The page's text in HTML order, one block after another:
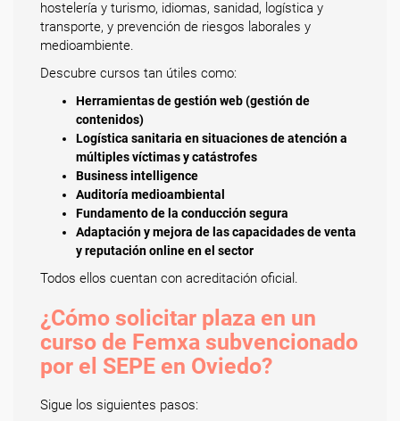
hostelería y turismo, idiomas, sanidad, logística y
transporte, y prevención de riesgos laborales y
medioambiente.
Descubre cursos tan útiles como:
Herramientas de gestión web (gestión de
contenidos)
Logística sanitaria en situaciones de atención a
múltiples víctimas y catástrofes
Business intelligence
Auditoría medioambiental
Fundamento de la conducción segura
Adaptación y mejora de las capacidades de venta
y reputación online en el sector
Todos ellos cuentan con acreditación oficial.
¿Cómo solicitar plaza en un
curso de Femxa subvencionado
por el SEPE en Oviedo?
Sigue los siguientes pasos: